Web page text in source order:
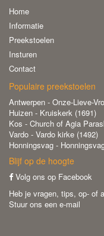
Home
Informatie
Preekstoelen
Insturen
Contact
Populaire preekstoelen
Antwerpen - Onze-Lieve-
Huizen - Kruiskerk (1691)
Kos - Church of Agia
Vardo - Vardo kirke (1492)
Honningsvag -
Blijf op de hoogte
Volg ons op Facebook
Heb je vragen, tips, op- of
Stuur ons een e-mail